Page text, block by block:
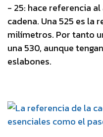
- 25: hace referencia
cadena. Una 525 es la
milímetros. Por tanto
una 530, aunque
eslabones.